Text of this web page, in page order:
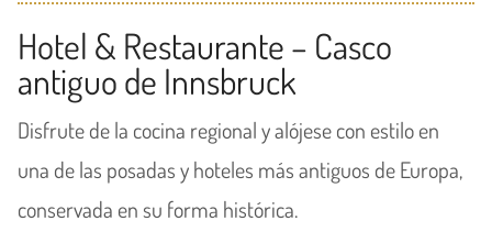
Hotel & Restaurante – Casco
antiguo de Innsbruck
Disfrute de la cocina regional y alójese con estilo en
una de las posadas y hoteles más antiguos de Europa,
conservada en su forma histórica.